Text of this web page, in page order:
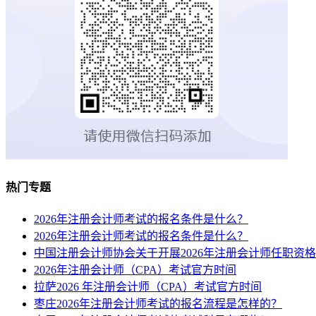
热门专题
2026年注册会计师考试的报名条件是什么？
2026年注册会计师考试的报名条件是什么？
中国注册会计师协会关于开展2026年注册会计师任职资
2026年注册会计师（CPA）考试官方时间
拉萨2026 年注册会计师（CPA）考试官方时间
枣庄2026年注册会计师考试的报名流程是怎样的？